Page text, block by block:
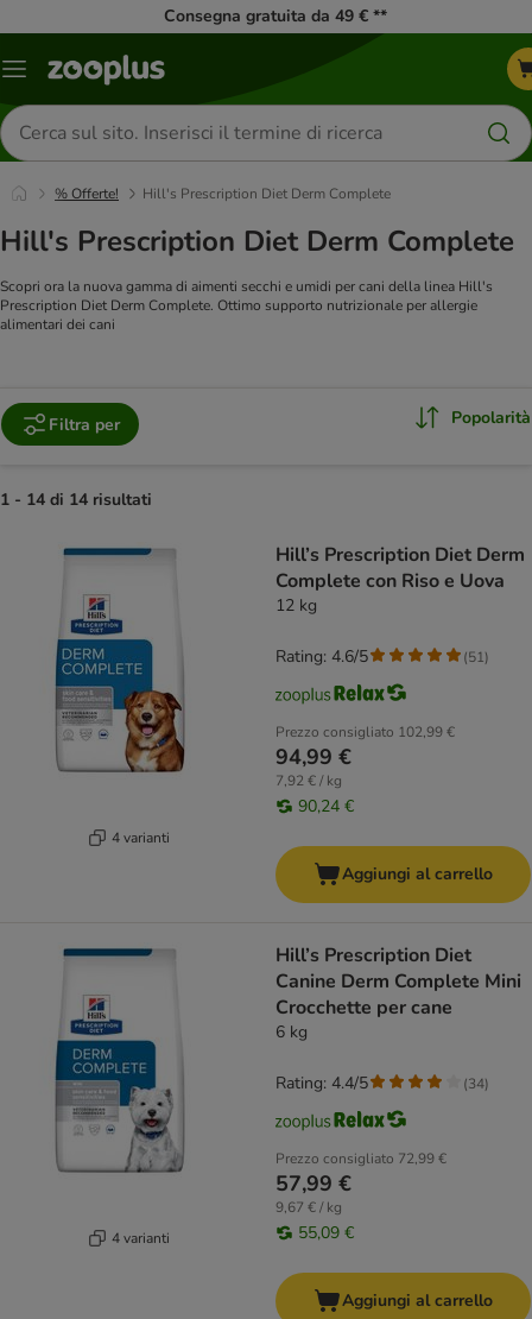
Consegna gratuita da 49 € **
Overview
Cerca
prodotti
% Offerte! Hill's Prescription Diet Derm Complete
Hill's Prescription Diet Derm Complete
Scopri ora la nuova gamma di aimenti secchi e umidi per cani della linea Hill's
Prescription Diet Derm Complete. Ottimo supporto nutrizionale per allergie
alimentari dei cani
Filtra per Popolarità
1 - 14 di 14 risultati
4 varianti
Hill’s Prescription Diet Derm
Complete con Riso e Uova
12 kg
Prezzo consigliato 102,99 €
94,99 €
7,92 € / kg
90,24 €
Rating: 4.6/5 (51)
Aggiungi al carrello
4 varianti
Hill’s Prescription Diet
Canine Derm Complete Mini
Crocchette per cane
6 kg
Prezzo consigliato 72,99 €
57,99 €
9,67 € / kg
55,09 €
Rating: 4.4/5 (34)
Aggiungi al carrello